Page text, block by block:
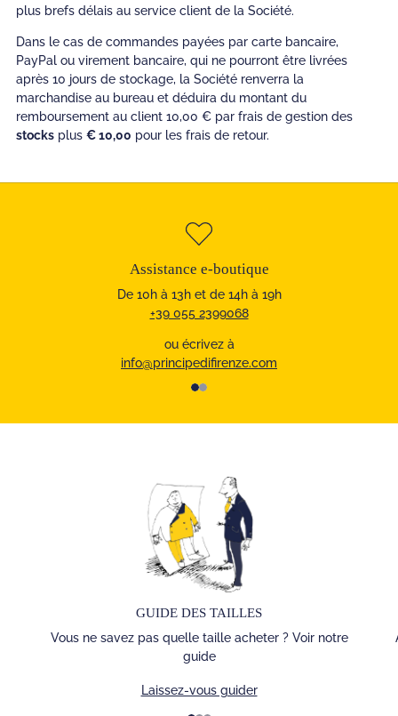
plus brefs délais au service client de la Société.
Dans le cas de commandes payées par carte bancaire,
PayPal ou virement bancaire, qui ne pourront être livrées
après 10 jours de stockage, la Société renverra la
marchandise au bureau et déduira du montant du
remboursement au client 10,00 € par frais de gestion des
stocks plus € 10,00 pour les frais de retour.
Assistance e-boutique
De 10h à 13h et de 14h à 19h
+39 055 2399068
ou écrivez à
info@principedifirenze.com
GUIDE DES TAILLES
Vous ne savez pas quelle taille acheter ? Voir notre
guide
Laissez-vous guider